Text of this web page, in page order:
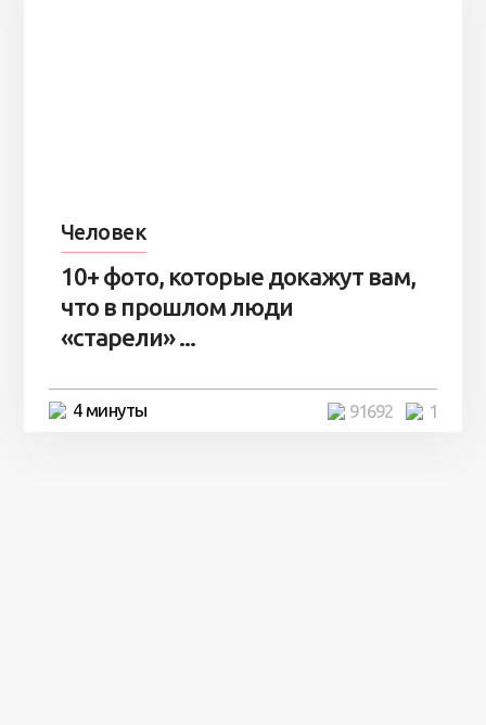
Человек
10+ фото, которые докажут вам,
что в прошлом люди
«старели» ...
4 минуты 1
91692